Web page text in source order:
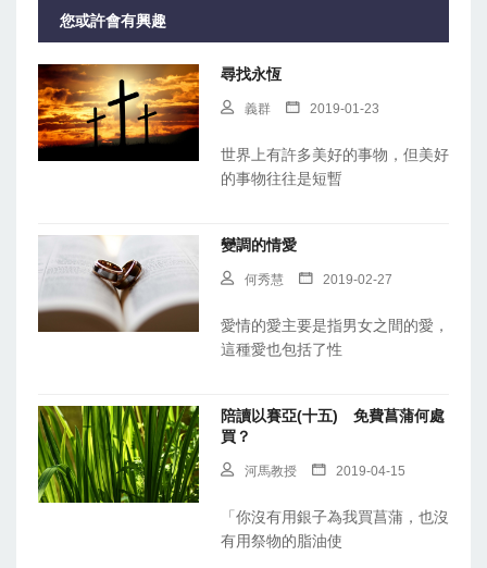
您或許會有興趣
尋找永恆
義群 2019-01-23
世界上有許多美好的事物，但美好
的事物往往是短暫
變調的情愛
何秀慧 2019-02-27
愛情的愛主要是指男女之間的愛，
這種愛也包括了性
陪讀以賽亞(十五) 免費菖蒲何處
買？
河馬教授 2019-04-15
「你沒有用銀子為我買菖蒲，也沒
有用祭物的脂油使